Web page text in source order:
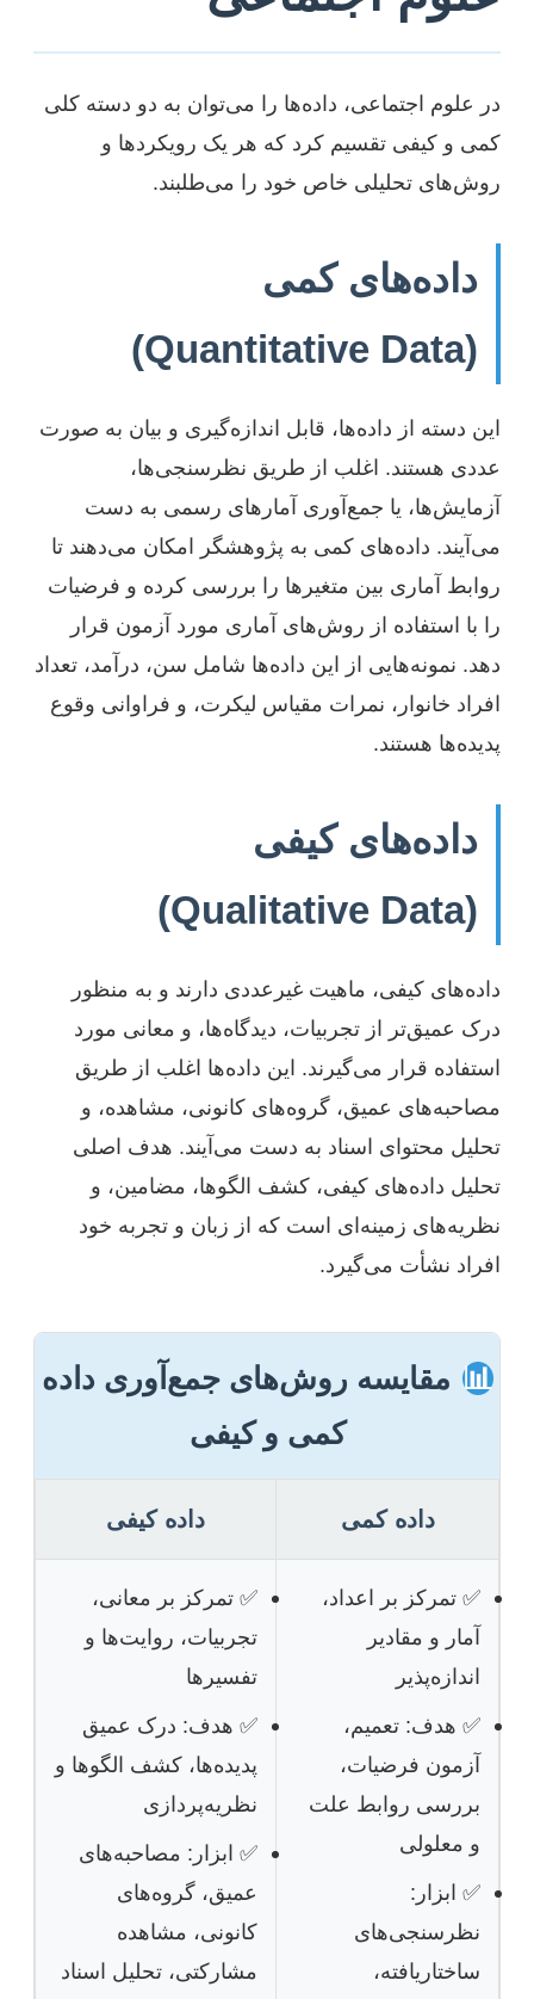
در علوم اجتماعی، داده‌ها را می‌توان به دو دسته کلی
کمی و کیفی تقسیم کرد که هر یک رویکردها و
روش‌های تحلیلی خاص خود را می‌طلبند.
داده‌های کمی
(Quantitative Data)
این دسته از داده‌ها، قابل اندازه‌گیری و بیان به صورت
عددی هستند. اغلب از طریق نظرسنجی‌ها،
آزمایش‌ها، یا جمع‌آوری آمارهای رسمی به دست
می‌آیند. داده‌های کمی به پژوهشگر امکان می‌دهند تا
روابط آماری بین متغیرها را بررسی کرده و فرضیات
را با استفاده از روش‌های آماری مورد آزمون قرار
دهد. نمونه‌هایی از این داده‌ها شامل سن، درآمد، تعداد
افراد خانوار، نمرات مقیاس لیکرت، و فراوانی وقوع
پدیده‌ها هستند.
داده‌های کیفی
(Qualitative Data)
داده‌های کیفی، ماهیت غیرعددی دارند و به منظور
درک عمیق‌تر از تجربیات، دیدگاه‌ها، و معانی مورد
استفاده قرار می‌گیرند. این داده‌ها اغلب از طریق
مصاحبه‌های عمیق، گروه‌های کانونی، مشاهده، و
تحلیل محتوای اسناد به دست می‌آیند. هدف اصلی
تحلیل داده‌های کیفی، کشف الگوها، مضامین، و
نظریه‌های زمینه‌ای است که از زبان و تجربه خود
افراد نشأت می‌گیرد.
📊 مقایسه روش‌های جمع‌آوری داده
کمی و کیفی
داده کمی داده کیفی
✅ تمرکز بر اعداد،
آمار و مقادیر
اندازه‌پذیر
✅ هدف: تعمیم،
آزمون فرضیات،
بررسی روابط علت
و معلولی
✅ ابزار:
نظرسنجی‌های
ساختاریافته،
✅ تمرکز بر معانی،
تجربیات، روایت‌ها و
تفسیرها
✅ هدف: درک عمیق
پدیده‌ها، کشف الگوها و
نظریه‌پردازی
✅ ابزار: مصاحبه‌های
عمیق، گروه‌های
کانونی، مشاهده
مشارکتی، تحلیل اسناد